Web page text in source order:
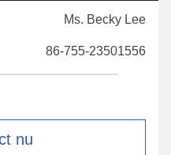
Ms. Becky Lee
86-755-23501556
nu